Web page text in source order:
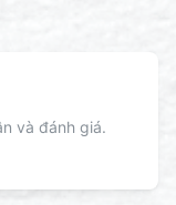
và đánh giá.